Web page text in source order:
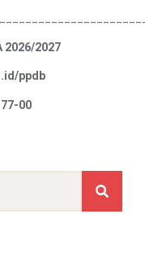
2026/2027
ppdb
00